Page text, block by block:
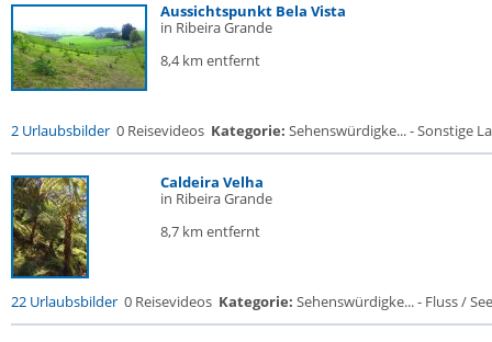
Aussichtspunkt Bela Vista
in Ribeira Grande
8,4 km entfernt
2 Urlaubsbilder 0 Reisevideos Kategorie: Sehenswürdigke... - Sonstige
Caldeira Velha
in Ribeira Grande
8,7 km entfernt
22 Urlaubsbilder 0 Reisevideos Kategorie: Sehenswürdigke... - Fluss /